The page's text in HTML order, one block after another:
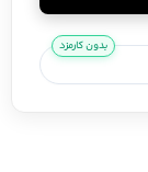
بدون کارمزد